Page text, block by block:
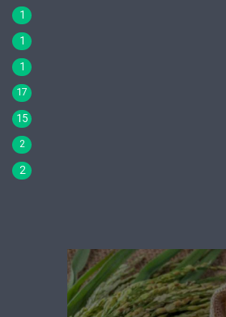
1
1
1
17
15
2
2